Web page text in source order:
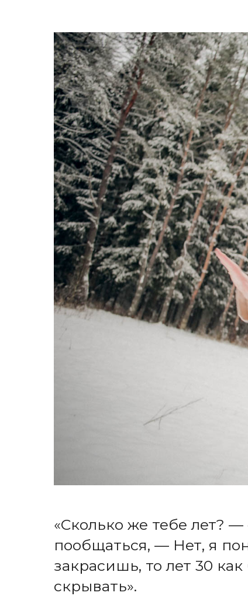
«Сколько же тебе лет?
пообщаться, — Нет, я
закрасишь, то лет 30
скрывать».